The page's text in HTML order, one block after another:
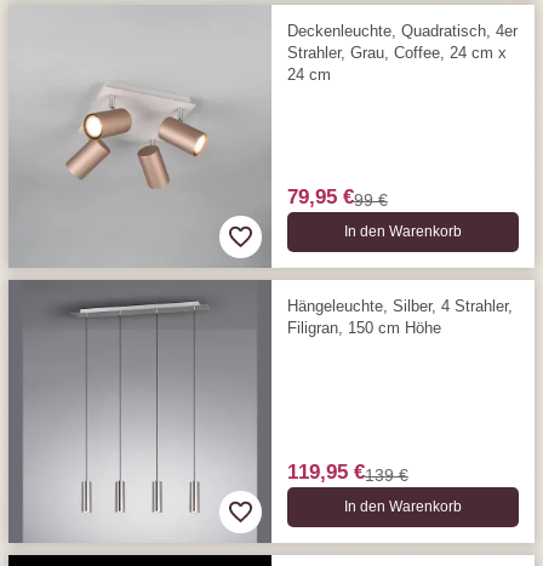
Deckenleuchte, Quadratisch, 4er
Strahler, Grau, Coffee, 24 cm x
24 cm
79,95 €99 €
In den Warenkorb
Hängeleuchte, Silber, 4 Strahler,
Filigran, 150 cm Höhe
119,95 €139 €
In den Warenkorb